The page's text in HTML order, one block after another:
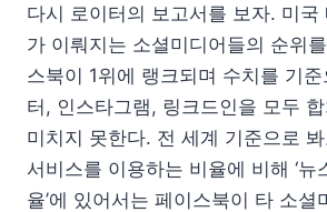
다시 로이터의 보고서를 보자. 미국
가 이뤄지는 소셜미디어들의 순위
스북이 1위에 랭크되며 수치를 기
터, 인스타그램, 링크드인을 모두
미치지 못한다. 전 세계 기준으로
서비스를 이용하는 비율에 비해 ‘뉴
율’에 있어서는 페이스북이 타 소셜